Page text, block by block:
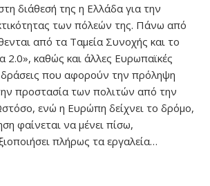
διάθεσή της η Ελλάδα για την
των πόλεών της. Πάνω από
από τα Ταμεία Συνοχής και το
2.0», καθώς και άλλες Ευρωπαϊκές
που αφορούν την πρόληψη
προστασία των πολιτών από την
ενώ η Ευρώπη δείχνει το δρόμο,
φαίνεται να μένει πίσω,
πλήρως τα εργαλεία…